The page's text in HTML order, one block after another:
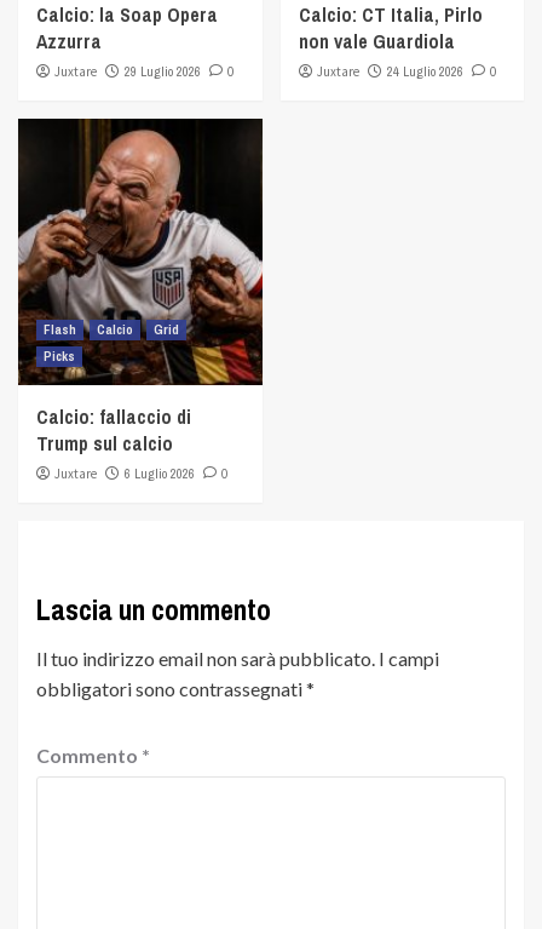
Calcio: la Soap Opera
Azzurra
Juxtare 29 Luglio 2026 0
Calcio: CT Italia, Pirlo
non vale Guardiola
Juxtare 24 Luglio 2026 0
Flash Calcio
Grid
Picks
Calcio: fallaccio di
Trump sul calcio
Juxtare 6 Luglio 2026 0
Lascia un commento
Il tuo indirizzo email non sarà pubblicato. I campi
obbligatori sono contrassegnati*
Commento *